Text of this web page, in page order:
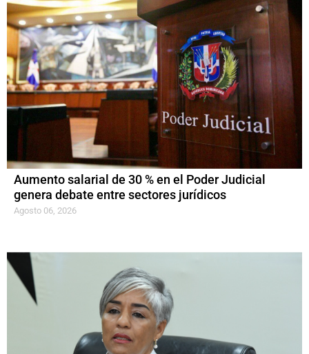
Aumento salarial de 30 % en el Poder Judicial
genera debate entre sectores jurídicos
Agosto 06, 2026